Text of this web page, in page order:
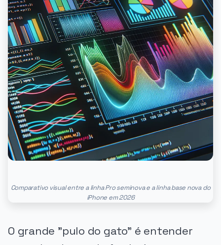
Comparativo visual entre a linha Pro seminova e a linha base nova do
iPhone em 2026
O grande "pulo do gato" é entender